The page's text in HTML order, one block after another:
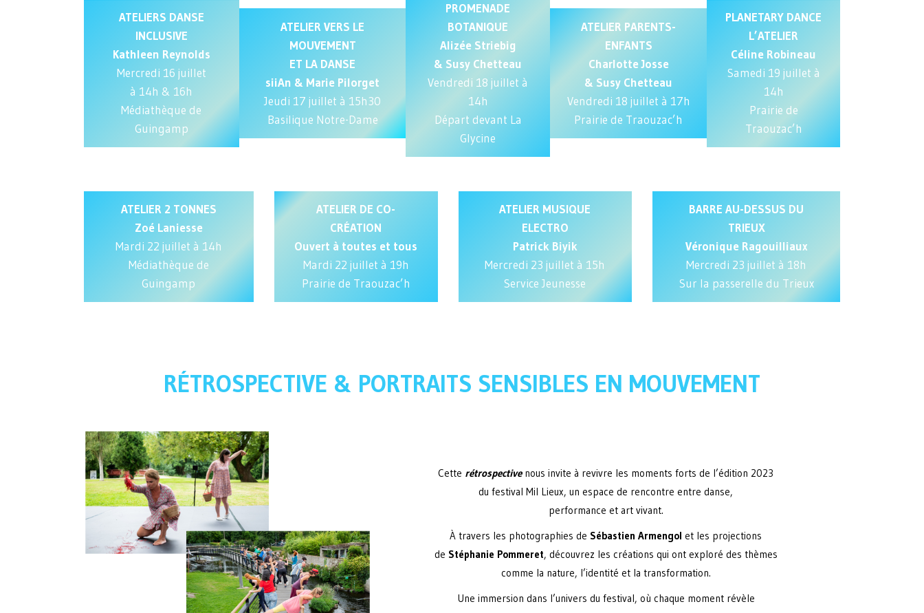
ATELIERS DANSE
INCLUSIVE
Kathleen Reynolds
Mercredi 16 juillet
à 14h & 16h
Médiathèque de
Guingamp
ATELIER VERS LE
MOUVEMENT
ET LA DANSE
siiAn & Marie Pilorget
Jeudi 17 juillet à 15h30
Basilique Notre-Dame
PROMENADE
BOTANIQUE
Alizée Striebig
& Susy Chetteau
Vendredi 18 juillet à
14h
Départ devant La
Glycine
ATELIER PARENTS-
ENFANTS
Charlotte Josse
& Susy Chetteau
Vendredi 18 juillet à 17h
Prairie de Traouzac’h
PLANETARY DANCE
L’ATELIER
Céline Robineau
Samedi 19 juillet à
14h
Prairie de
Traouzac’h
ATELIER 2 TONNES
Zoé Laniesse
Mardi 22 juillet à 14h
Médiathèque de
Guingamp
ATELIER DE CO-
CRÉATION
Ouvert à toutes et tous
Mardi 22 juillet à 19h
Prairie de Traouzac’h
ATELIER MUSIQUE
ELECTRO
Patrick Biyik
Mercredi 23 juillet à 15h
Service Jeunesse
BARRE AU-DESSUS DU
TRIEUX
Véronique Ragouilliaux
Mercredi 23 juillet à 18h
Sur la passerelle du Trieux
RÉTROSPECTIVE & PORTRAITS SENSIBLES EN MOUVEMENT
Cette rétrospectivenous invite à revivre les moments forts de l’édition 2023
du festival Mil Lieux, un espace de rencontre entre danse,
performance et art vivant.
À travers les photographies de Sébastien Armengol et les projections
de Stéphanie Pommeret, découvrez les créations qui ont exploré des thèmes
comme la nature, l’identité et la transformation.
Une immersion dans l’univers du festival, où chaque moment révèle